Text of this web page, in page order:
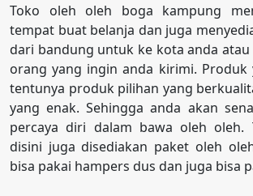
Toko oleh oleh boga kampung
tempat buat belanja dan juga
dari bandung untuk ke kota anda
orang yang ingin anda kirimi. Produk
tentunya produk pilihan yang
yang enak. Sehingga anda akan
percaya diri dalam bawa oleh oleh.
disini juga disediakan paket oleh
bisa pakai hampers dus dan juga bisa